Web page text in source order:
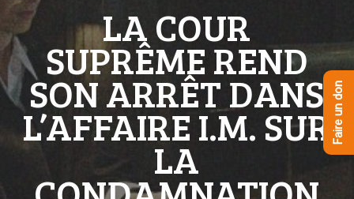
LA COUR
SUPRÊME REND
SON ARRÊT DANS
L’AFFAIRE I.M. SUR
LA
Faire un don